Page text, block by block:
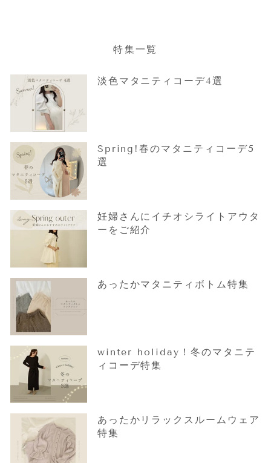
特集一覧
淡色マタニティコーデ4選
Spring!春のマタニティコーデ5
選
妊婦さんにイチオシライトアウタ
ーをご紹介
あったかマタニティボトム特集
winter holiday！冬のマタニテ
ィコーデ特集
あったかリラックスルームウェア
特集